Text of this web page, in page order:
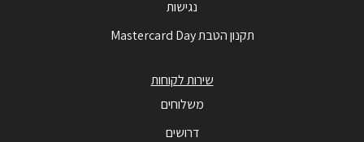
נגישות
תקנון הטבת Mastercard Day
שירות לקוחות
משלוחים
דרושים